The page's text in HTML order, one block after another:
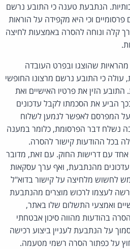
הנתבעת טענה כי התובע נרשם
פרסומיים וכי היא מקפידה על הוראות
קלה ונוחה להסרה באמצעות לחיצה
שהוצגו ובפרט העובדה
כי התובע נרשם מרצונו החופשי
הזין את פרטיו האישיים ואת
הביע את הסכמתו לקבל עדכונים
על המפרסם לאפשר לנמען לשלוח
נשלח דבר הפרסומת, כלומר במענה
בכל ההודעות קישור להסרה.
אחד עם דרישות החוק. עם זאת, מדובר
מהנתבעת, ואף ערך עסקאות
לחשוש מלחיצה על קישור בדוא"ל
לעצמו לרכוש מוצרים מהנתבעת
ואמצעי התשלום שלו באתר,
בהודעות מהווה סיכון אבטחתי
על הנתבעת לעניין ביצוע רכישה
על כפתור הסרה רשמי מטעמה.